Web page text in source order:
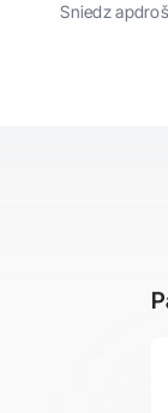
Sniedz